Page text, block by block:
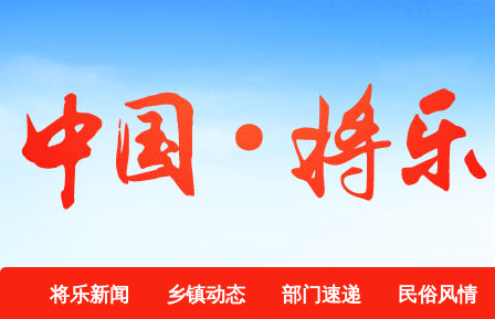
将乐新闻 乡镇动态 部门速递 民俗风情